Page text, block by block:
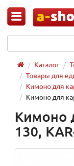
Каталог
Товары для
Кимоно для
Кимоно для
Кимоно
130,